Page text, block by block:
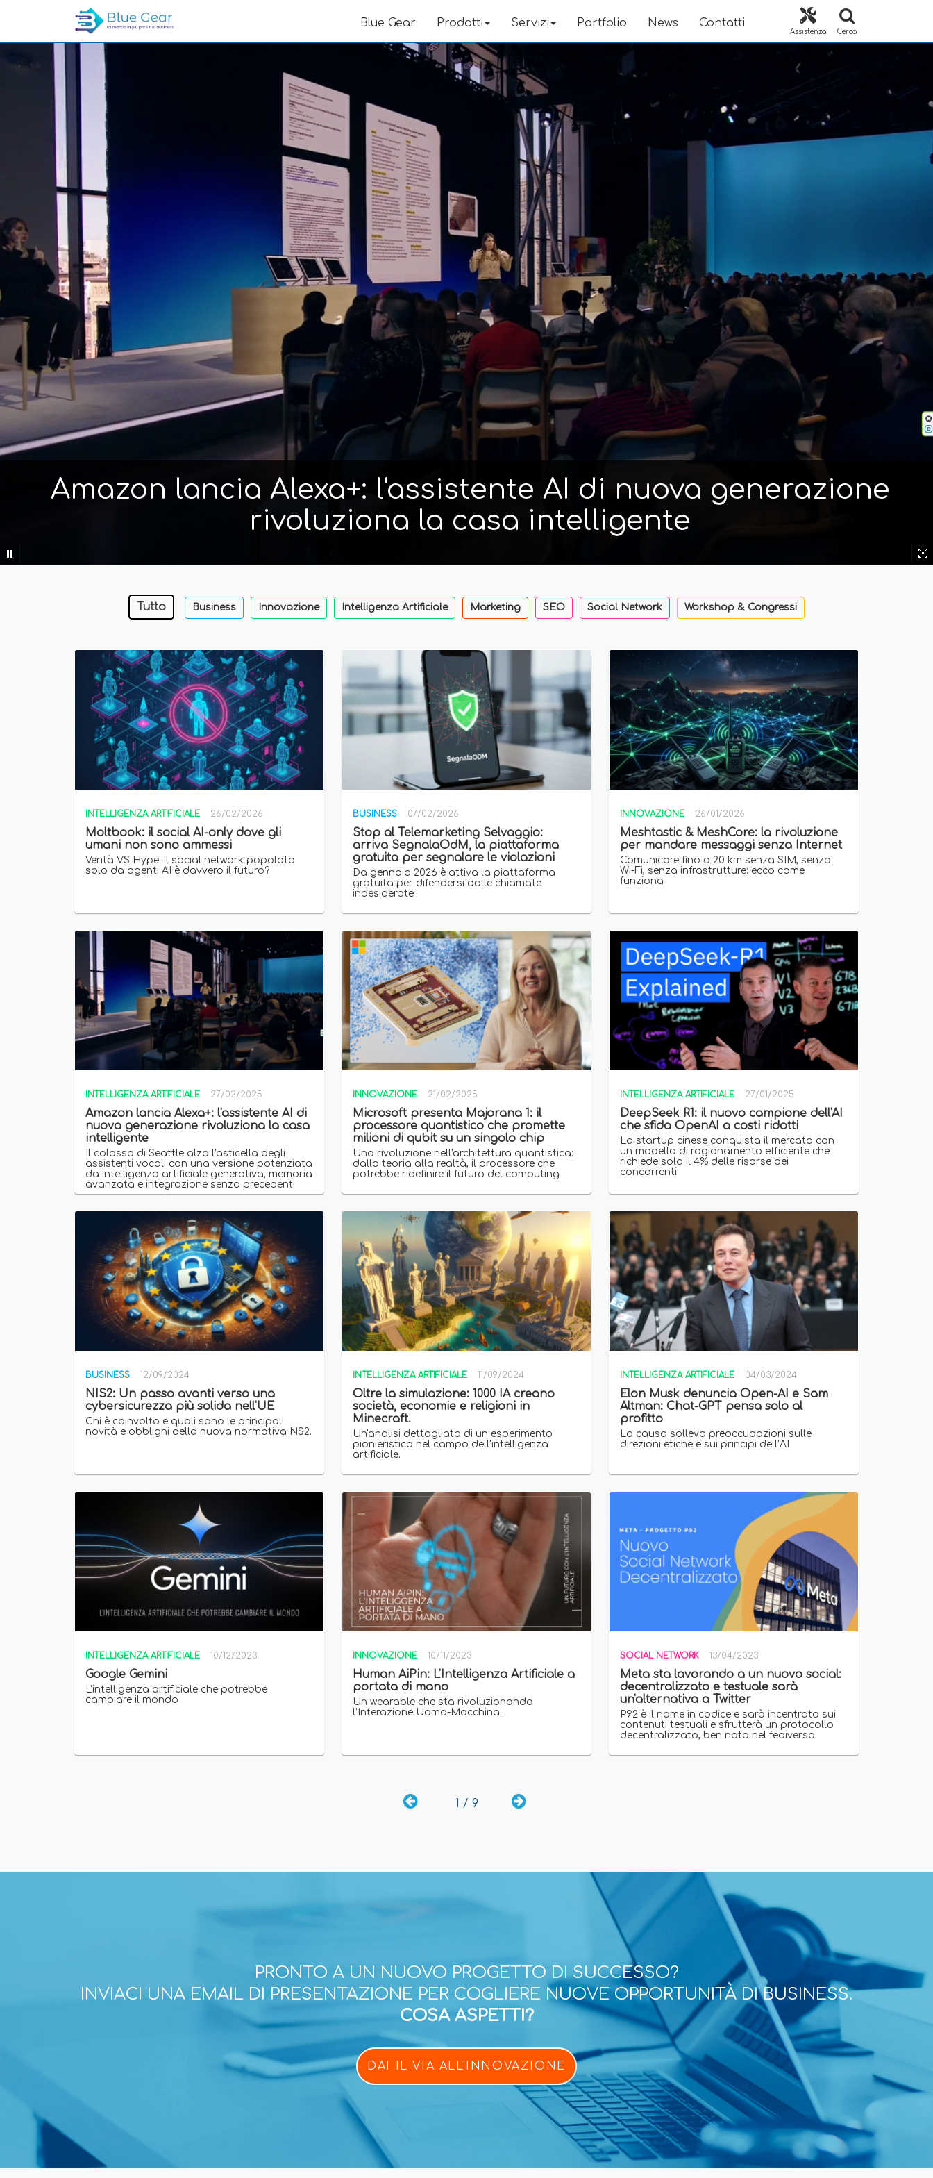
Blue Gear Prodotti Servizi Portfolio News Contatti
Assistenza Cerca
Amazon lancia Alexa+: l'assistente AI di nuova generazione
rivoluziona la casa intelligente
Tutto Business Innovazione Intelligenza Artificiale Marketing SEO Social Network Workshop & Congressi
INTELLIGENZA ARTIFICIALE 26/02/2026
Moltbook: il social AI-only dove gli
umani non sono ammessi
Verità VS Hype: il social network popolato
solo da agenti AI è davvero il futuro?
BUSINESS 07/02/2026
Stop al Telemarketing Selvaggio:
arriva SegnalaOdM, la piattaforma
gratuita per segnalare le violazioni
Da gennaio 2026 è attiva la piattaforma
gratuita per difendersi dalle chiamate
indesiderate
INNOVAZIONE 26/01/2026
Meshtastic & MeshCore: la rivoluzione
per mandare messaggi senza Internet
Comunicare fino a 20 km senza SIM, senza
Wi-Fi, senza infrastrutture: ecco come
funziona
INTELLIGENZA ARTIFICIALE 27/02/2025
Amazon lancia Alexa+: l'assistente AI di
nuova generazione rivoluziona la casa
intelligente
Il colosso di Seattle alza l'asticella degli
assistenti vocali con una versione potenziata
da intelligenza artificiale generativa, memoria
avanzata e integrazione senza precedenti
INNOVAZIONE 21/02/2025
Microsoft presenta Majorana 1: il
processore quantistico che promette
milioni di qubit su un singolo chip
Una rivoluzione nell'architettura quantistica:
dalla teoria alla realtà, il processore che
potrebbe ridefinire il futuro del computing
INTELLIGENZA ARTIFICIALE 27/01/2025
DeepSeek R1: il nuovo campione dell'AI
che sfida OpenAI a costi ridotti
La startup cinese conquista il mercato con
un modello di ragionamento efficiente che
richiede solo il 4% delle risorse dei
concorrenti
BUSINESS 12/09/2024
NIS2: Un passo avanti verso una
cybersicurezza più solida nell'UE
Chi è coinvolto e quali sono le principali
novità e obblighi della nuova normativa NS2.
INTELLIGENZA ARTIFICIALE 11/09/2024
Oltre la simulazione: 1000 IA creano
società, economie e religioni in
Minecraft.
Un'analisi dettagliata di un esperimento
pionieristico nel campo dell'intelligenza
artificiale.
INTELLIGENZA ARTIFICIALE 04/03/2024
Elon Musk denuncia Open-AI e Sam
Altman: Chat-GPT pensa solo al
profitto
La causa solleva preoccupazioni sulle
direzioni etiche e sui principi dell’AI
INTELLIGENZA ARTIFICIALE 10/12/2023
Google Gemini
L'intelligenza artificiale che potrebbe
cambiare il mondo
INNOVAZIONE 10/11/2023
Human AiPin: L'Intelligenza Artificiale a
portata di mano
Un wearable che sta rivoluzionando
l'Interazione Uomo-Macchina.
SOCIAL NETWORK 13/04/2023
Meta sta lavorando a un nuovo social:
decentralizzato e testuale sarà
un'alternativa a Twitter
P92 è il nome in codice e sarà incentrata sui
contenuti testuali e sfrutterà un protocollo
decentralizzato, ben noto nel fediverso.
1 / 9
PRONTO A UN NUOVO PROGETTO DI SUCCESSO?
INVIACI UNA EMAIL DI PRESENTAZIONE PER COGLIERE NUOVE OPPORTUNITÀ DI BUSINESS.
COSA ASPETTI?
DAI IL VIA ALL'INNOVAZIONE